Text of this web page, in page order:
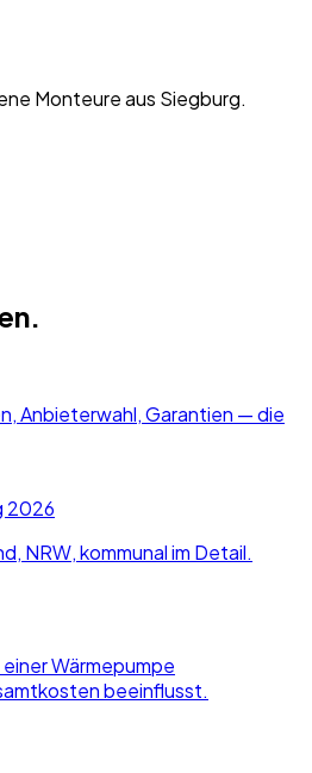
Monteure aus Siegburg.
Anbieterwahl, Garantien — die
2026
NRW, kommunal im Detail.
Wärmepumpe
beeinflusst.